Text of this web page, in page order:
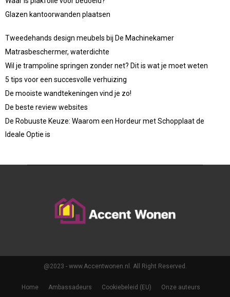
Glazen kantoorwanden plaatsen
Tweedehands design meubels bij De Machinekamer
Matrasbeschermer, waterdichte
Wil je trampoline springen zonder net? Dit is wat je moet weten
5 tips voor een succesvolle verhuizing
De mooiste wandtekeningen vind je zo!
De beste review websites
De Robuuste Keuze: Waarom een Hordeur met Schopplaat de
Ideale Optie is
@2023 - www.Accentwonen.nl. All Right Reserved.
Home Ambassadeurs Cookiebeleid (EU)
Onze auteurs